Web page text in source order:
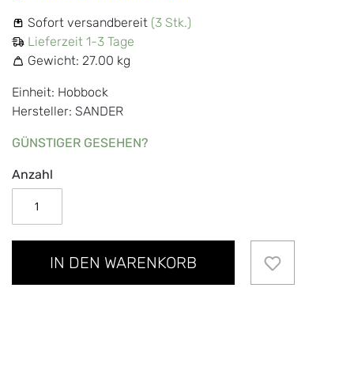
Sofort versandbereit (3 Stk.)
Lieferzeit 1-3 Tage
Gewicht: 27.00 kg
Einheit: Hobbock
Hersteller: SANDER
GÜNSTIGER GESEHEN?
Anzahl
IN DEN WARENKORB